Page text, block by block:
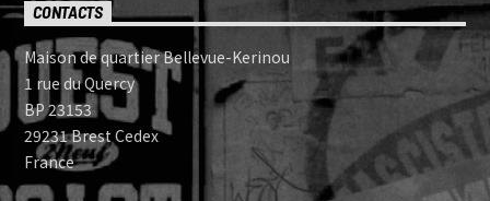
CONTACTS
Maison de quartier Bellevue-Kerinou
1 rue du Quercy
BP 23153
29231 Brest Cedex
France